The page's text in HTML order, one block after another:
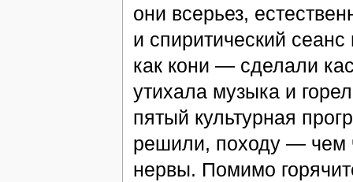
они всерьез,
и спиритический
как кони — сделали
утихала музыка и
пятый культурная
решили, походу — чем
нервы. Помимо